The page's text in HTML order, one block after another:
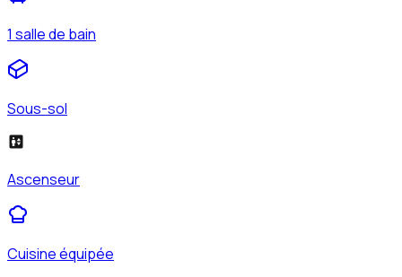
1 salle de bain
Sous-sol
Ascenseur
Cuisine équipée